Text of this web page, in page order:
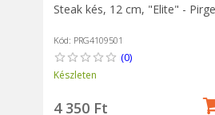
Steak kés, 12 cm, "Elite" - Pirge
Kód: PRG4109501
(0)
Készleten
4 350 Ft